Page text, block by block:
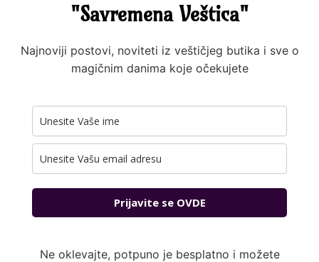
"Savremena Veštica"
Najnoviji postovi, noviteti iz veštičjeg butika i sve o
magičnim danima koje očekujete
Prijavite se OVDE
Ne oklevajte, potpuno je besplatno i možete